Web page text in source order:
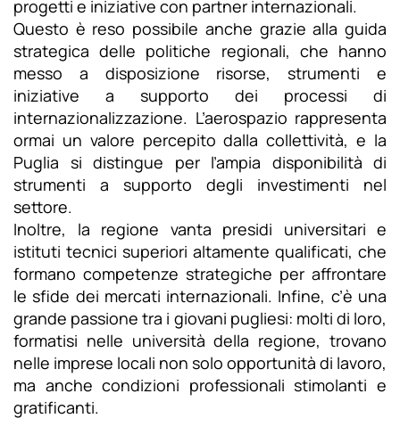
progetti e iniziative con partner internazionali.
Questo è reso possibile anche grazie alla guida
strategica delle politiche regionali, che hanno
messo a disposizione risorse, strumenti e
iniziative a supporto dei processi di
internazionalizzazione. L’aerospazio rappresenta
ormai un valore percepito dalla collettività, e la
Puglia si distingue per l’ampia disponibilità di
strumenti a supporto degli investimenti nel
settore.
Inoltre, la regione vanta presidi universitari e
istituti tecnici superiori altamente qualificati, che
formano competenze strategiche per affrontare
le sfide dei mercati internazionali. Infine, c’è una
grande passione tra i giovani pugliesi: molti di loro,
formatisi nelle università della regione, trovano
nelle imprese locali non solo opportunità di lavoro,
ma anche condizioni professionali stimolanti e
gratificanti.